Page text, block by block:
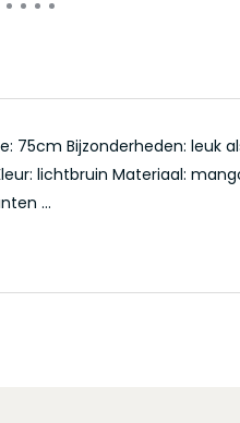
75cm Bijzonderheden: leuk
lichtbruin Materiaal:
...